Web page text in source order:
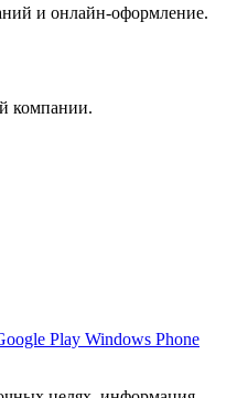
и онлайн-оформление.
компании.
Play Windows Phone